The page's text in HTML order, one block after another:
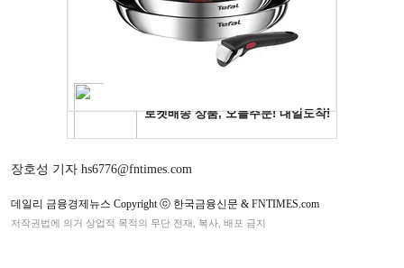
장호성 기자 hs6776@fntimes.com
데일리 금융경제뉴스 Copyright ⓒ 한국금융신문 & FNTIMES.com
저작권법에 의거 상업적 목적의 무단 전재, 복사, 배포 금지